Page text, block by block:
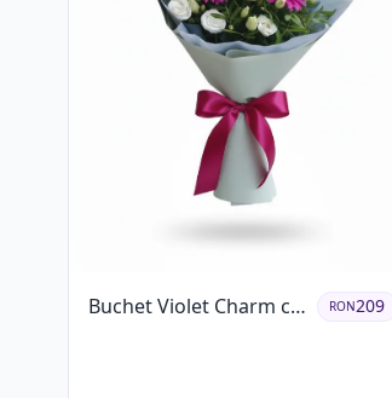
Buchet Violet Charm cu
RON209